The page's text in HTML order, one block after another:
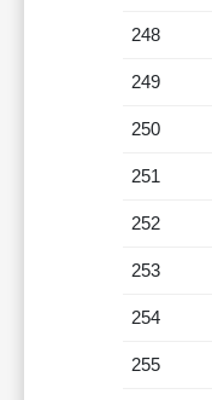
248
249
250
251
252
253
254
255